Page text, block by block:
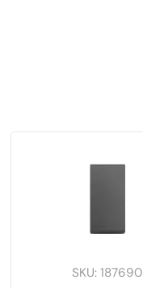
SKU:187690